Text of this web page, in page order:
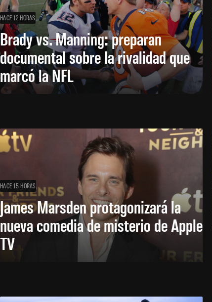
HACE 12 HORAS
Brady vs. Manning: preparan
documental sobre la rivalidad que
marcó la NFL
HACE 15 HORAS
James Marsden protagonizará la
nueva comedia de misterio de Apple
TV